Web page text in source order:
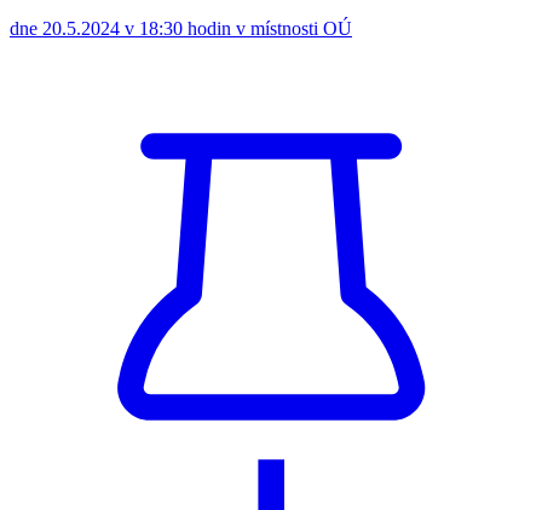
dne 20.5.2024 v 18:30 hodin v místnosti OÚ